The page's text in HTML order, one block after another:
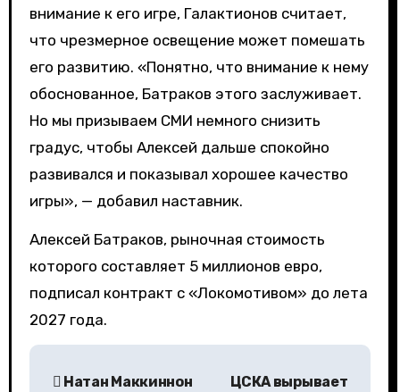
внимание к его игре, Галактионов считает,
что чрезмерное освещение может помешать
его развитию. «Понятно, что внимание к нему
обоснованное, Батраков этого заслуживает.
Но мы призываем СМИ немного снизить
градус, чтобы Алексей дальше спокойно
развивался и показывал хорошее качество
игры», — добавил наставник.
Алексей Батраков, рыночная стоимость
которого составляет 5 миллионов евро,
подписал контракт с «Локомотивом» до лета
2027 года.
Натан Маккиннон
ЦСКА вырывает